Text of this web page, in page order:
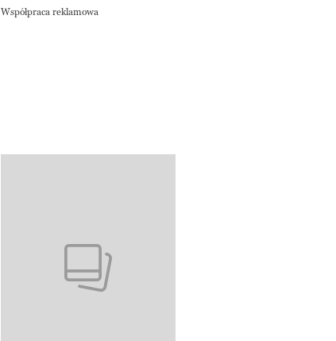
Współpraca reklamowa